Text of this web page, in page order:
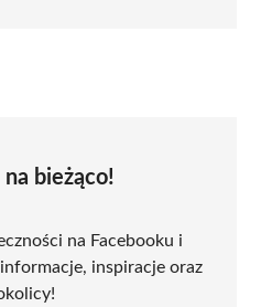
na bieżąco!
na Facebooku i
inspiracje oraz